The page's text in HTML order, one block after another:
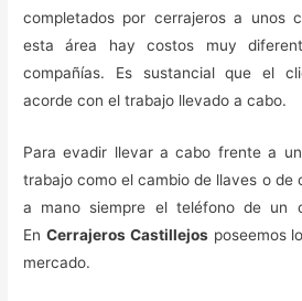
completados por cerrajeros a unos
esta área hay costos muy
compañías. Es sustancial que el
acorde con el trabajo llevado a cabo.
Para evadir llevar a cabo frente a
trabajo como el cambio de llaves o de
a mano siempre el teléfono de un
En Cerrajeros Castillejosposeemos
mercado.